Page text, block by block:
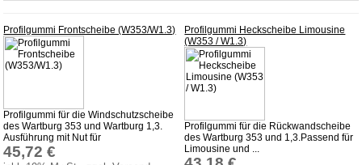
Profilgummi Frontscheibe (W353/W1.3)
Profilgummi für die Windschutzscheibe
des Wartburg 353 und Wartburg 1,3.
Ausführung mit Nut für
45,72 €
Profilgummi Heckscheibe Limousine
(W353 / W1.3)
Profilgummi für die Rückwandscheibe
des Wartburg 353 und 1,3.Passend für
Limousine und ...